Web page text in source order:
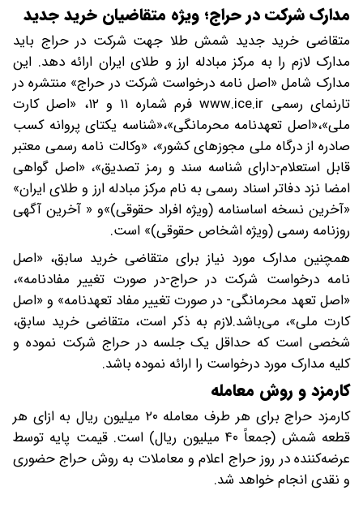
مدارک شرکت در حراج؛ ویژه متقاضیان خرید جدید
متقاضی خرید جدید شمش طلا جهت شرکت در حراج باید
مدارک لازم را به مرکز مبادله ارز و طلای ایران ارائه دهد. این
مدارک شامل «اصل نامه درخواست شرکت در حراج» منتشره در
تارنمای رسمی www.ice.ir فرم شماره ۱۱ و ۱۲، «اصل کارت
ملی»،«اصل تعهدنامه محرمانگی»،«شناسه یکتای پروانه کسب
صادره از درگاه ملی مجوزهای کشور»، «وکالت نامه رسمی معتبر
قابل استعلام-دارای شناسه سند و رمز تصدیق»، «اصل گواهی
امضا نزد دفاتر اسناد رسمی به نام مرکز مبادله ارز و طلای ایران»
«آخرین نسخه اساسنامه (ویژه افراد حقوقی)»و « آخرین آگهی
روزنامه رسمی (ویژه اشخاص حقوقی)» است.
همچنین مدارک مورد نیاز برای متقاضی خرید سابق، «اصل
نامه درخواست شرکت در حراج-در صورت تغییر مفادنامه»،
«اصل تعهد محرمانگی- در صورت تغییر مفاد تعهدنامه» و «اصل
کارت ملی»، می‌باشد.لازم به ذکر است، متقاضی خرید سابق،
شخصی است که حداقل یک جلسه در حراج شرکت نموده و
کلیه مدارک مورد درخواست را ارائه نموده باشد.
کارمزد و روش معامله
کارمزد حراج برای هر طرف معامله ۲۰ میلیون ریال به ازای هر
قطعه شمش (جمعاً ۴۰ میلیون ریال) است. قیمت پایه توسط
عرضه‌کننده در روز حراج اعلام و معاملات به روش حراج حضوری
و نقدی انجام خواهد شد.